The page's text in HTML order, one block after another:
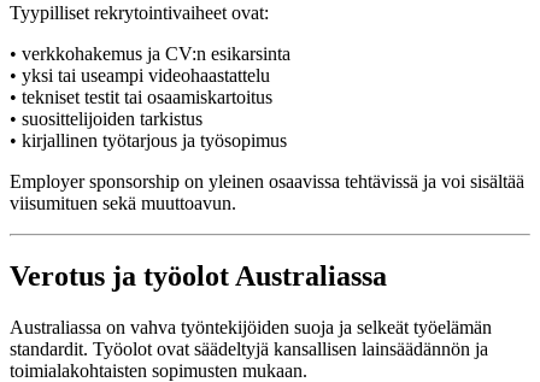
Tyypilliset rekrytointivaiheet ovat:
• verkkohakemus ja CV:n esikarsinta
• yksi tai useampi videohaastattelu
• tekniset testit tai osaamiskartoitus
• suosittelijoiden tarkistus
• kirjallinen työtarjous ja työsopimus
Employer sponsorship on yleinen osaavissa tehtävissä ja voi sisältää
viisumituen sekä muuttoavun.
Verotus ja työolot Australiassa
Australiassa on vahva työntekijöiden suoja ja selkeät työelämän
standardit. Työolot ovat säädeltyjä kansallisen lainsäädännön ja
toimialakohtaisten sopimusten mukaan.